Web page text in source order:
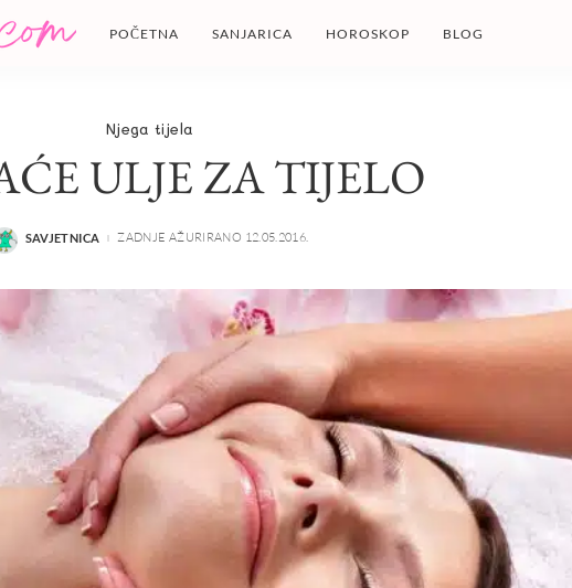
POČETNA SANJARICA HOROSKOP BLOG
Njega tijela
ULJE ZA TIJELO
POSTED
SAVJETNICA ZADNJE AŽURIRANO 12.05.2016.